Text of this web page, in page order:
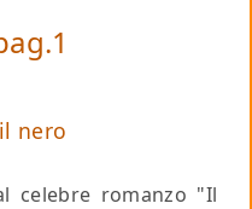
nero
celebre romanzo "Il